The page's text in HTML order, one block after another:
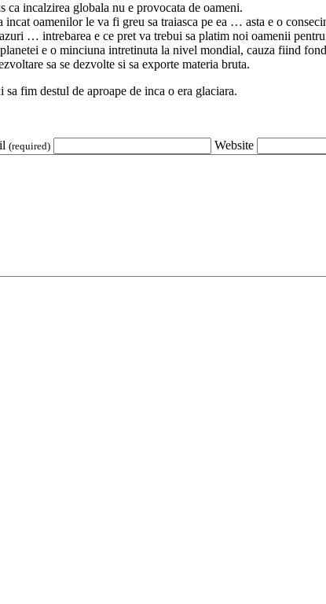
ca incalzirea globala nu e provocata de oameni.
incat oamenilor le va fi greu sa traiasca pe ea … asta e o
… intrebarea e ce pret va trebui sa platim noi oamenii
e o minciuna intretinuta la nivel mondial, cauza fiind
sa se dezvolte si sa exporte materia bruta.
fim destul de aproape de inca o era glaciara.
(required) Website